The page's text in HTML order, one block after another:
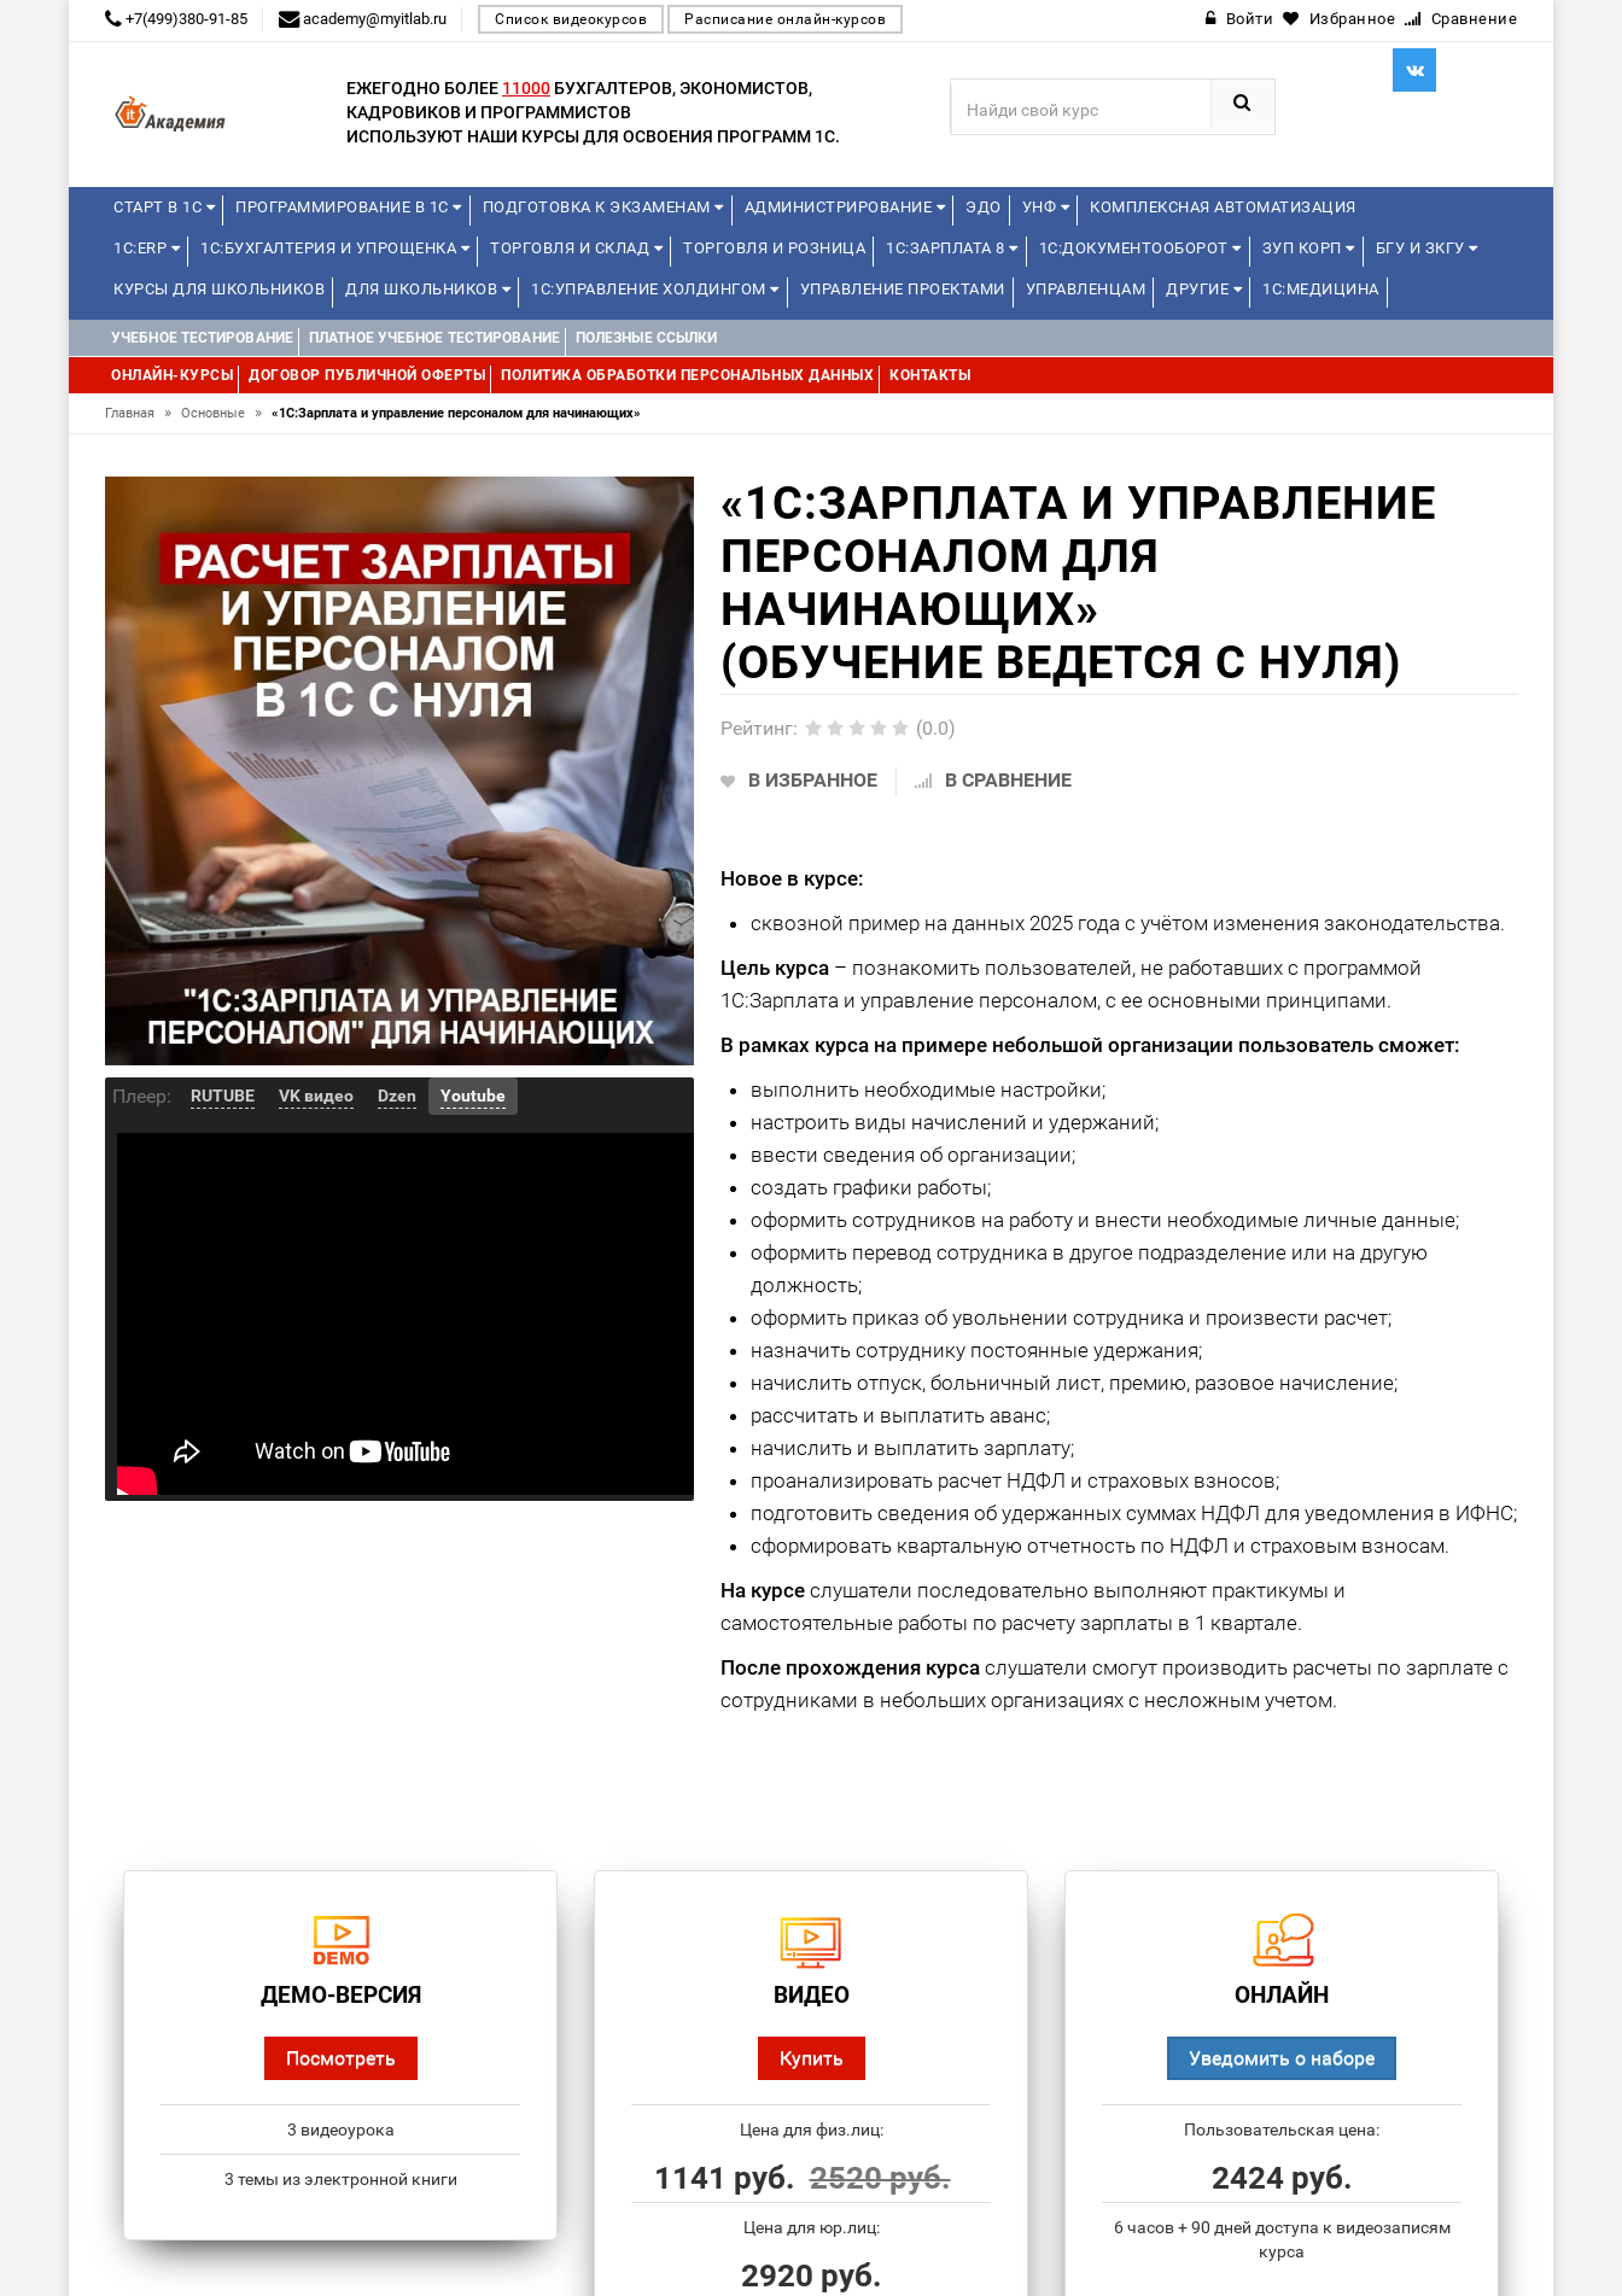
+7(499)380-91-85 academy@myitlab.ru Список видеокурсов Расписание онлайн-курсов Войти Избранное Сравнение
ЕЖЕГОДНО БОЛЕЕ 11000 БУХГАЛТЕРОВ, ЭКОНОМИСТОВ,
КАДРОВИКОВ И ПРОГРАММИСТОВ
ИСПОЛЬЗУЮТ НАШИ КУРСЫ ДЛЯ ОСВОЕНИЯ ПРОГРАММ 1С.
СТАРТ В 1С ПРОГРАММИРОВАНИЕ В 1С ПОДГОТОВКА К ЭКЗАМЕНАМ АДМИНИСТРИРОВАНИЕ ЭДО УНФ КОМПЛЕКСНАЯ АВТОМАТИЗАЦИЯ
1С:ERP 1С:БУХГАЛТЕРИЯ И УПРОЩЕНКА ТОРГОВЛЯ И СКЛАД ТОРГОВЛЯ И РОЗНИЦА 1С:ЗАРПЛАТА 8 1С:ДОКУМЕНТООБОРОТ ЗУП КОРП БГУ И ЗКГУ
КУРСЫ ДЛЯ ШКОЛЬНИКОВ ДЛЯ ШКОЛЬНИКОВ 1С:УПРАВЛЕНИЕ ХОЛДИНГОМ УПРАВЛЕНИЕ ПРОЕКТАМИ УПРАВЛЕНЦАМ ДРУГИЕ 1С:МЕДИЦИНА
WEB, JAVA И ANDROID
УЧЕБНОЕ ТЕСТИРОВАНИЕ ПЛАТНОЕ УЧЕБНОЕ ТЕСТИРОВАНИЕ ПОЛЕЗНЫЕ ССЫЛКИ
ОНЛАЙН-КУРСЫ ДОГОВОР ПУБЛИЧНОЙ ОФЕРТЫ ПОЛИТИКА ОБРАБОТКИ ПЕРСОНАЛЬНЫХ ДАННЫХ КОНТАКТЫ
Главная » Основные » «1С:Зарплата и управление персоналом для начинающих»
Плеер: RUTUBE VK видео Dzen Youtube
«1С:ЗАРПЛАТА И УПРАВЛЕНИЕ
ПЕРСОНАЛОМ ДЛЯ
НАЧИНАЮЩИХ»
(ОБУЧЕНИЕ ВЕДЕТСЯ С НУЛЯ)
Рейтинг: (0.0)
В ИЗБРАННОЕ В СРАВНЕНИЕ
Новое в курсе:
сквозной пример на данных 2025 года с учётом изменения законодательства.
Цель курса – познакомить пользователей, не работавших с программой
1С:Зарплата и управление персоналом, с ее основными принципами.
В рамках курса на примере небольшой организации пользователь сможет:
выполнить необходимые настройки;
настроить виды начислений и удержаний;
ввести сведения об организации;
создать графики работы;
оформить сотрудников на работу и внести необходимые личные данные;
оформить перевод сотрудника в другое подразделение или на другую
должность;
оформить приказ об увольнении сотрудника и произвести расчет;
назначить сотруднику постоянные удержания;
начислить отпуск, больничный лист, премию, разовое начисление;
рассчитать и выплатить аванс;
начислить и выплатить зарплату;
проанализировать расчет НДФЛ и страховых взносов;
подготовить сведения об удержанных суммах НДФЛ для уведомления в ИФНС;
сформировать квартальную отчетность по НДФЛ и страховым взносам.
На курсеслушатели последовательно выполняют практикумы и
самостоятельные работы по расчету зарплаты в 1 квартале.
После прохождения курсаслушатели смогут производить расчеты по зарплате с
сотрудниками в небольших организациях с несложным учетом.
ДЕМО-ВЕРСИЯ
Посмотреть
3 видеоурока
3 темы из электронной книги
ВИДЕО
Купить
Цена для физ.лиц:
1141 руб. 2520 руб.
Цена для юр.лиц:
2920 руб.
ОНЛАЙН
Уведомить о наборе
Пользовательская цена:
2424 руб.
6 часов + 90 дней доступа к видеозаписям
курса